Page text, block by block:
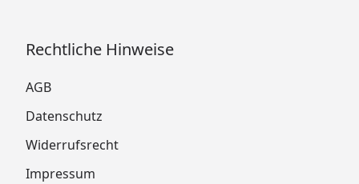
Rechtliche Hinweise
AGB
Datenschutz
Widerrufsrecht
Impressum